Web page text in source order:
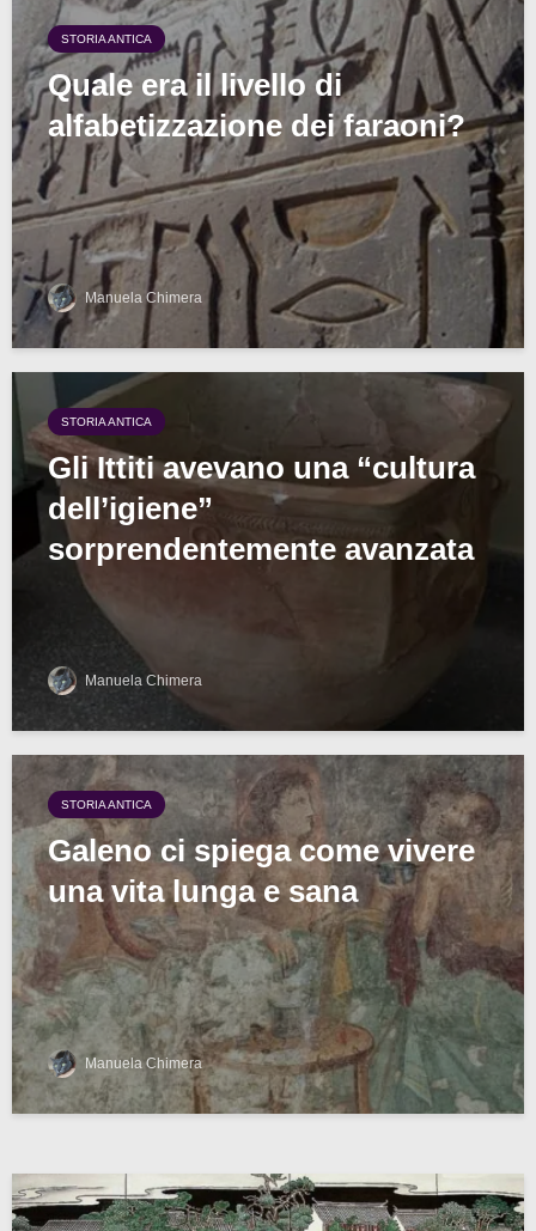
STORIA ANTICA
Quale era il livello di
alfabetizzazione dei faraoni?
Manuela Chimera
STORIA ANTICA
Gli Ittiti avevano una “cultura
dell’igiene”
sorprendentemente avanzata
Manuela Chimera
STORIA ANTICA
Galeno ci spiega come vivere
una vita lunga e sana
Manuela Chimera